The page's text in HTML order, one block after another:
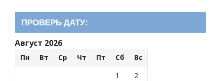
ПРОВЕРЬ ДАТУ:
Август 2026
Пн Вт Ср Чт Пт Сб
Вс
1
2